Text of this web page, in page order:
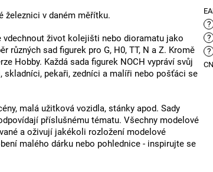
železnici v daném měřítku.
vdechnout život kolejišti nebo dioramatu jako
různých sad figurek pro G, H0, TT, N a Z. Kromě
Hobby. Každá sada figurek NOCH vypráví svůj
pekaři, zedníci a malíři nebo pošťáci se
malá užitková vozidla, stánky apod. Sady
příslušnému tématu. Všechny modelové
a oživují jakékoli rozložení modelové
malého dárku nebo pohlednice - inspirujte se
?
?
?
CN